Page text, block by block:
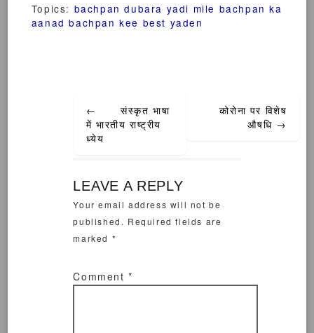
Topics: bachpan dubara yadi mile bachpan ka
aanad bachpan kee best yaden
navigation
←
संस्कृत भाषा
में भारतीय राष्ट्रीय
ध्येय
कोरोना पर विशेष
औषधि →
LEAVE A REPLY
Your email address will not be
published. Required fields are
marked *
Comment*